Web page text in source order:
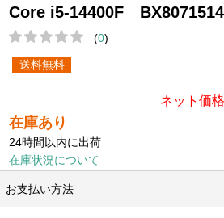
Core i5-14400F
(0)
送料無料
ネット価格
在庫あり
24時間以内に出荷
在庫状況について
お支払い方法